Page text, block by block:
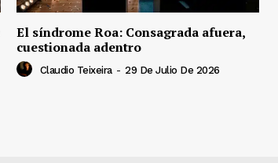
El síndrome Roa: Consagrada afuera,
cuestionada adentro
Claudio Teixeira - 29 De Julio De 2026